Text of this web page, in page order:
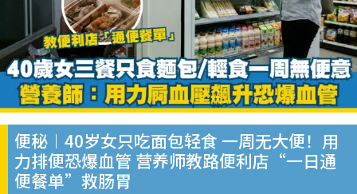
便秘︱40岁女只吃面包轻食 一周无大便！用
力排便恐爆血管 营养师教路便利店“一日通
便餐单”救肠胃